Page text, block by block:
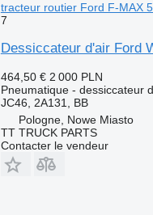
tracteur routier Ford F-MAX
7
Dessiccateur d'air Ford
464,50 € 2 000 PLN
Pneumatique - dessiccateur
JC46, 2A131, BB
Pologne, Nowe Miasto
TT TRUCK PARTS
Contacter le vendeur